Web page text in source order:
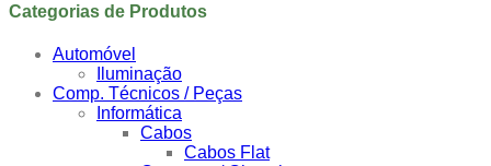
Categorias de Produtos
Automóvel
Iluminação
Comp. Técnicos / Peças
Informática
Cabos
Cabos Flat